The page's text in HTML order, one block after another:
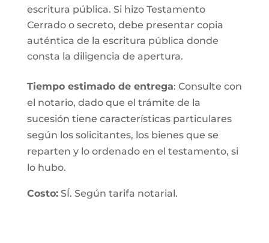
escritura pública. Si hizo Testamento
Cerrado o secreto, debe presentar copia
auténtica de la escritura pública donde
consta la diligencia de apertura.
Tiempo estimado de entrega: Consulte con
el notario, dado que el trámite de la
sucesión tiene características particulares
según los solicitantes, los bienes que se
reparten y lo ordenado en el testamento, si
lo hubo.
Costo:SÍ. Según tarifa notarial.